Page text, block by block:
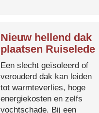
Nieuw hellend dak
plaatsen Ruiselede
Een slecht geïsoleerd of
verouderd dak kan leiden
tot warmteverlies, hoge
energiekosten en zelfs
vochtschade. Bij een